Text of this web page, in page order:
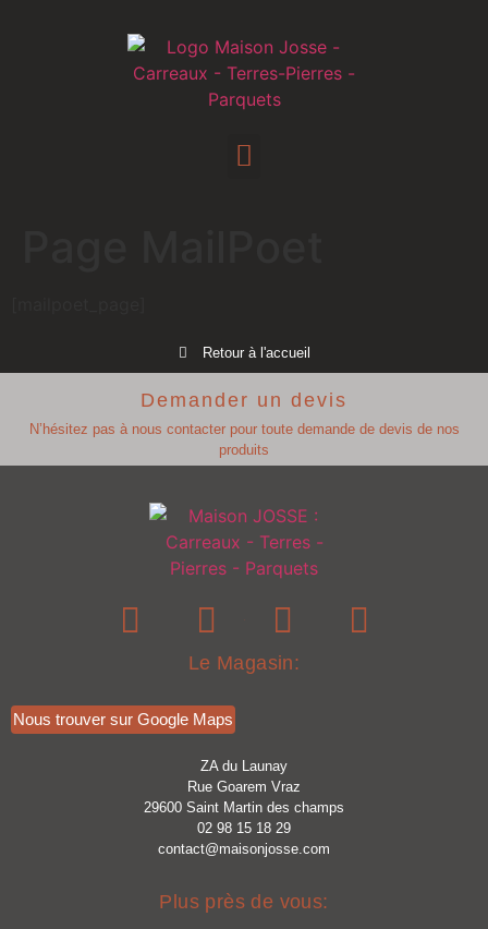
Retour à l'accueil
Demander un devis
N’hésitez pas à nous contacter pour toute demande de devis de nos
produits
Le Magasin:
Nous trouver sur Google Maps
ZA du Launay
Rue Goarem Vraz
29600 Saint Martin des champs
02 98 15 18 29
contact@maisonjosse.com
Plus près de vous: